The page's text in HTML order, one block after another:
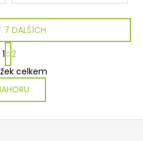
O
v
l
á
d
7 DALŠÍCH
S
t
r
á
n
k
1 2
celkem